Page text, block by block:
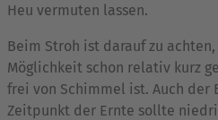
Heu vermuten lassen.
Beim Stroh ist darauf zu
Möglichkeit schon relativ kurz
frei von Schimmel ist. Auch der
Zeitpunkt der Ernte sollte